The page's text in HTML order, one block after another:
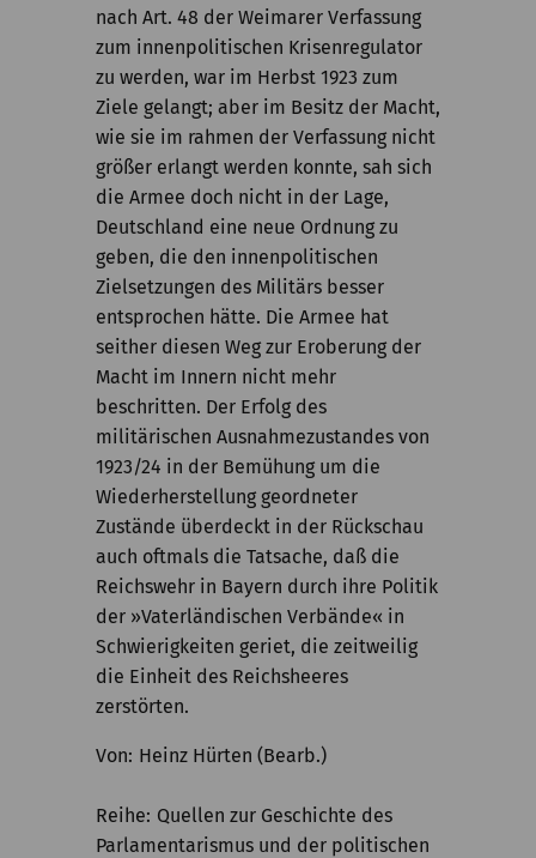
nach Art. 48 der Weimarer Verfassung
zum innenpolitischen Krisenregulator
zu werden, war im Herbst 1923 zum
Ziele gelangt; aber im Besitz der Macht,
wie sie im rahmen der Verfassung nicht
größer erlangt werden konnte, sah sich
die Armee doch nicht in der Lage,
Deutschland eine neue Ordnung zu
geben, die den innenpolitischen
Zielsetzungen des Militärs besser
entsprochen hätte. Die Armee hat
seither diesen Weg zur Eroberung der
Macht im Innern nicht mehr
beschritten. Der Erfolg des
militärischen Ausnahmezustandes von
1923/24 in der Bemühung um die
Wiederherstellung geordneter
Zustände überdeckt in der Rückschau
auch oftmals die Tatsache, daß die
Reichswehr in Bayern durch ihre Politik
der »Vaterländischen Verbände« in
Schwierigkeiten geriet, die zeitweilig
die Einheit des Reichsheeres
zerstörten.
Von Heinz Hürten (Bearb.)
Reihe Quellen zur Geschichte des
Parlamentarismus und der politischen